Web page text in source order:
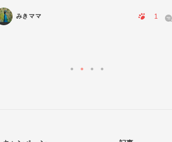
みきママ 1